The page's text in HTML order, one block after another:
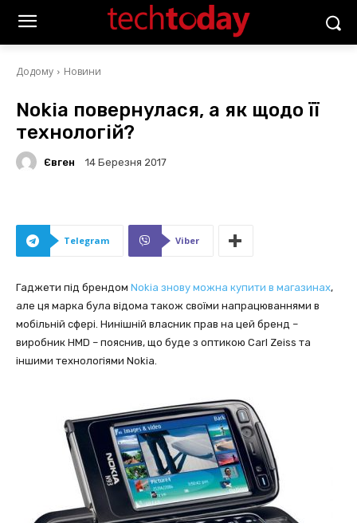
Додому Новини
Nokia повернулася, а як щодо її
технологій?
Євген 14 Березня 2017
Telegram Viber
Гаджети під брендом Nokia знову можна купити в магазинах,
але ця марка була відома також своїми напрацюваннями в
мобільній сфері. Нинішній власник прав на цей бренд –
виробник HMD – пояснив, що буде з оптикою Carl Zeiss та
іншими технологіями Nokia.